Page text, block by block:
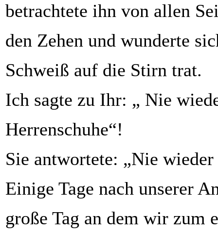
betrachtete ihn von allen
den Zehen und wunderte
Schweiß auf die Stirn trat.
Ich sagte zu Ihr: „ Nie
Herrenschuhe“!
Sie antwortete: „Nie wieder
Einige Tage nach unserer
große Tag an dem wir zum